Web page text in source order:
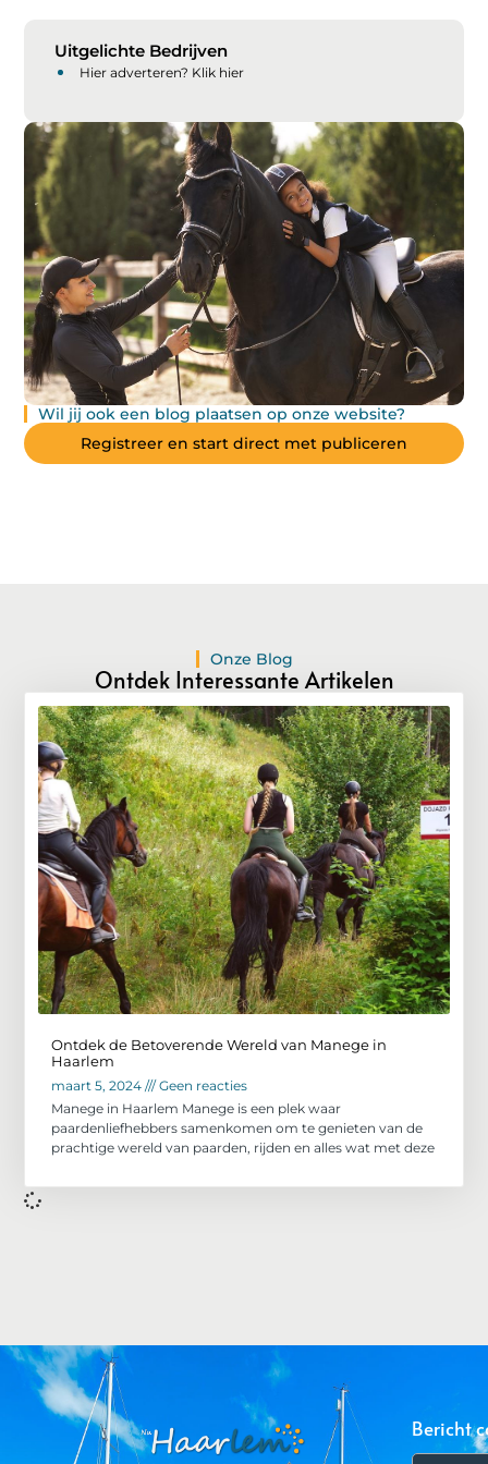
Uitgelichte Bedrijven
Hier adverteren? Klik hier
Wil jij ook een blog plaatsen op onze website?
Registreer en start direct met publiceren
Onze Blog
Ontdek Interessante Artikelen
Ontdek de Betoverende Wereld van Manege in
Haarlem
maart 5, 2024
Geen reacties
Manege in Haarlem Manege is een plek waar
paardenliefhebbers samenkomen om te genieten van de
prachtige wereld van paarden, rijden en alles wat met deze
Bericht